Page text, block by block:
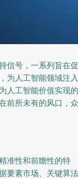
信号，一系列旨在促
为人工智能领域注入
人工智能价值实现的
前所未有的风口，众
准性和前瞻性的特
要素市场、关键算法